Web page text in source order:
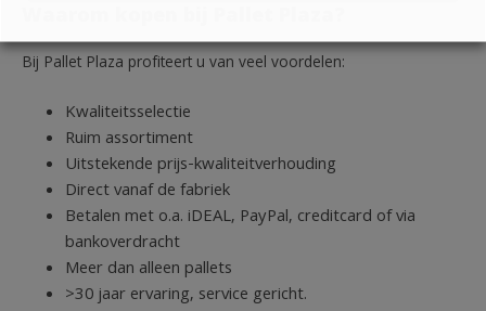
Bij Pallet Plaza profiteert u van veel voordelen:
Kwaliteitsselectie
Ruim assortiment
Uitstekende prijs-kwaliteitverhouding
Direct vanaf de fabriek
Betalen met o.a. iDEAL, PayPal, creditcard of via
bankoverdracht
Meer dan alleen pallets
>30 jaar ervaring, service gericht.